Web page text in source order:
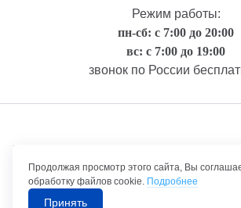
Режим работы:
пн-сб: с 7:00 до 20:00
вс: с 7:00 до 19:00
звонок по России
Правовая информация
©1992-2026 ТрансТехСервис – продажа и
Продолжая просмотр этого сайта, Вы
обработку файлов cookie. Подробнее
Принять